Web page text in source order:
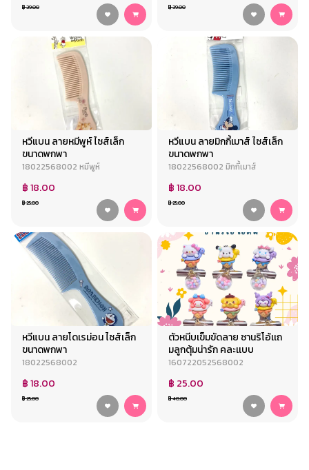
฿ 39.00 ฿ 39.00
หวีแบน ลายหมีพูห์ ไซส์เล็ก
ขนาดพกพา
18022568002 หมีพูห์
฿ 18.00
฿ 25.00
หวีแบน ลายมิกกี้เมาส์ ไซส์เล็ก
ขนาดพกพา
18022568002 มิกกี้เมาส์
฿ 18.00
฿ 25.00
หวีแบน ลายโดเรม่อน ไซส์เล็ก
ขนาดพกพา
18022568002
฿ 18.00
฿ 25.00
ตัวหนีบเข็มขัดลาย ซานริโอ้เเถ
มลูกตุ้มน่ารัก คละเเบบ
160722052568002
฿ 25.00
฿ 40.00